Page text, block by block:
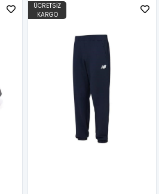
ÜCRETSIZ
KARGO